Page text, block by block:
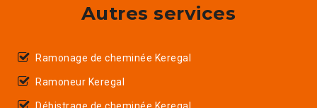
Autres services
Ramonage de cheminée Keregal
Ramoneur Keregal
Débistrage de cheminée Keregal